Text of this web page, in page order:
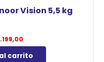
Vision 5,5 kg
carrito